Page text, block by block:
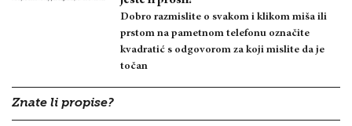
Dobro razmislite o svakom i klikom miša ili
prstom na pametnom telefonu označite
kvadratić s odgovorom za koji mislite da je
točan
Znate li propise?